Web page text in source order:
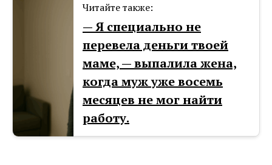
Читайте также:
— Я специально не
перевела деньги твоей
маме, — выпалила жена,
когда муж уже восемь
месяцев не мог найти
работу.